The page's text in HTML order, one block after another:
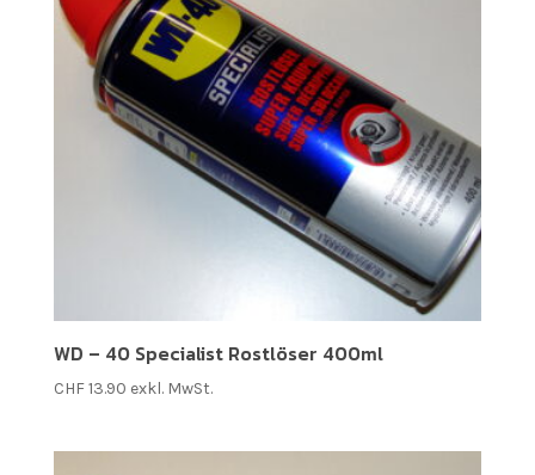
WD – 40 Specialist Rostlöser 400ml
CHF13.90 exkl. MwSt.